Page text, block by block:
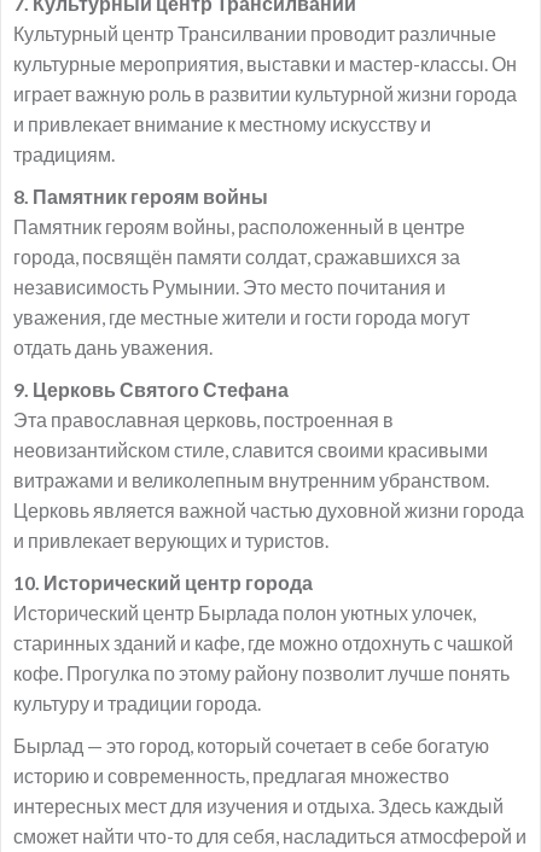
Культурный центр Трансилвании проводит различные
культурные мероприятия, выставки и мастер-классы. Он
играет важную роль в развитии культурной жизни города
и привлекает внимание к местному искусству и
традициям.
8. Памятник героям войны
Памятник героям войны, расположенный в центре
города, посвящён памяти солдат, сражавшихся за
независимость Румынии. Это место почитания и
уважения, где местные жители и гости города могут
отдать дань уважения.
9. Церковь Святого Стефана
Эта православная церковь, построенная в
неовизантийском стиле, славится своими красивыми
витражами и великолепным внутренним убранством.
Церковь является важной частью духовной жизни города
и привлекает верующих и туристов.
10. Исторический центр города
Исторический центр Бырлада полон уютных улочек,
старинных зданий и кафе, где можно отдохнуть с чашкой
кофе. Прогулка по этому району позволит лучше понять
культуру и традиции города.
Бырлад — это город, который сочетает в себе богатую
историю и современность, предлагая множество
интересных мест для изучения и отдыха. Здесь каждый
сможет найти что-то для себя, насладиться атмосферой и